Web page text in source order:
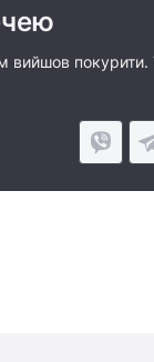
вийшов покурити.